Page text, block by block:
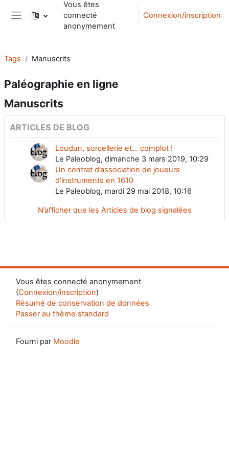
Passer au contenu principal
Panneau latéral
Vous êtes
connecté
anonymement
Connexion/inscription
Tags Manuscrits
Paléographie en ligne
Manuscrits
ARTICLES DE BLOG
Loudun, sorcellerie et... complot !
Le Paleoblog, dimanche 3 mars 2019, 10:29
Un contrat d’association de joueurs
d’instruments en 1610
Le Paleoblog, mardi 29 mai 2018, 10:16
N’afficher que les Articles de blog signalées
Vous êtes connecté anonymement
(Connexion/inscription)
Résumé de conservation de données
Passer au thème standard
Fourni par Moodle